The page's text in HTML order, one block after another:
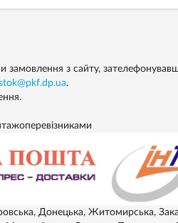
замовлення з сайту,
.
Донецька, Житомирська,